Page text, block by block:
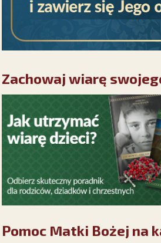
Zachowaj wiarę
Pomoc Matki Bożej na